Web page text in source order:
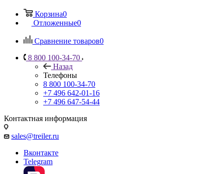
Корзина0
Отложенные0
Сравнение товаров0
8 800 100-34-70
Назад
Телефоны
8 800 100-34-70
+7 496 642-01-16
+7 496 647-54-44
Контактная информация
sales@treiler.ru
Вконтакте
Telegram